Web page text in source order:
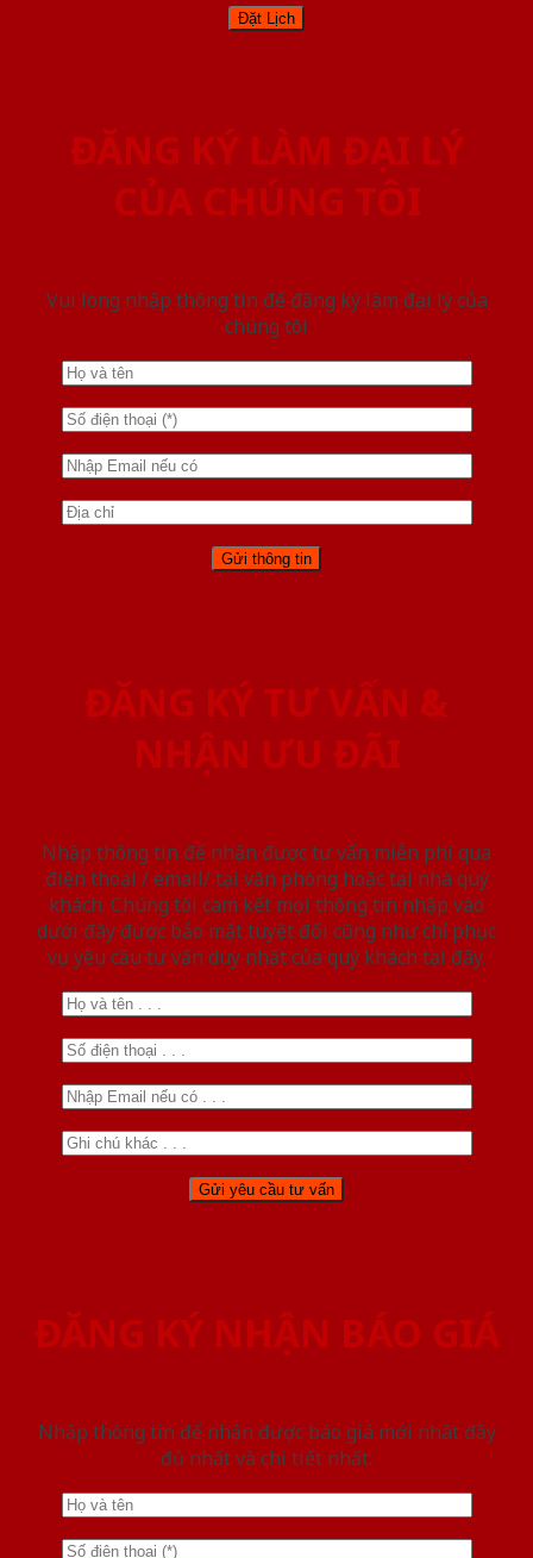
ĐĂNG KÝ LÀM ĐẠI LÝ
CỦA CHÚNG TÔI
Vui lòng nhập thông tin để đăng ký làm đại lý của
chúng tôi
ĐĂNG KÝ TƯ VẤN &
NHẬN ƯU ĐÃI
Nhập thông tin để nhận được tư vấn miễn phí qua
điện thoại / email/ tại văn phòng hoặc tại nhà quý
khách. Chúng tôi cam kết mọi thông tin nhập vào
dưới đây được bảo mật tuyệt đối cũng như chỉ phục
vụ yêu cầu tư vấn duy nhất của quý khách tại đây.
ĐĂNG KÝ NHẬN BÁO GIÁ
Nhập thông tin để nhận được báo giá mới nhât đầy
đủ nhất và chi tiết nhất.